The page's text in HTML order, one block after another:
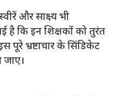
और साक्ष्य भी
है कि इन शिक्षकों को तुरंत
भ्रष्टाचार के सिंडिकेट
जाए।